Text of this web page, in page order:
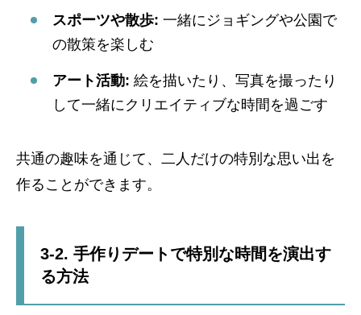
スポーツや散歩: 一緒にジョギングや公園で
の散策を楽しむ
アート活動: 絵を描いたり、写真を撮ったり
して一緒にクリエイティブな時間を過ごす
共通の趣味を通じて、二人だけの特別な思い出を
作ることができます。
3-2. 手作りデートで特別な時間を演出す
る方法